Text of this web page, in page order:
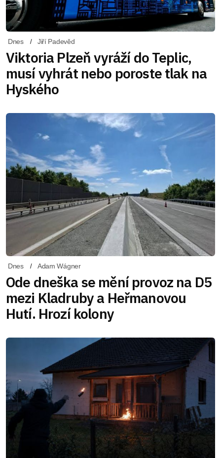
Dnes Jiří Padevěd
Viktoria Plzeň vyráží do Teplic,
musí vyhrát nebo poroste tlak na
Hyského
Dnes Adam Wágner
Ode dneška se mění provoz na D5
mezi Kladruby a Heřmanovou
Hutí. Hrozí kolony